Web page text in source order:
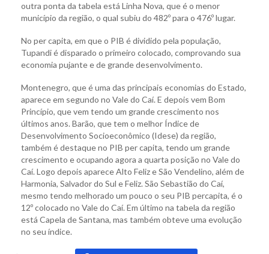
outra ponta da tabela está Linha Nova, que é o menor
município da região, o qual subiu do 482º para o 476º lugar.
No per capita, em que o PIB é dividido pela população,
Tupandi é disparado o primeiro colocado, comprovando sua
economia pujante e de grande desenvolvimento.
Montenegro, que é uma das principais economias do Estado,
aparece em segundo no Vale do Caí. E depois vem Bom
Princípio, que vem tendo um grande crescimento nos
últimos anos. Barão, que tem o melhor Índice de
Desenvolvimento Socioeconômico (Idese) da região,
também é destaque no PIB per capita, tendo um grande
crescimento e ocupando agora a quarta posição no Vale do
Caí. Logo depois aparece Alto Feliz e São Vendelino, além de
Harmonia, Salvador do Sul e Feliz. São Sebastião do Caí,
mesmo tendo melhorado um pouco o seu PIB percapita, é o
12º colocado no Vale do Caí. Em último na tabela da região
está Capela de Santana, mas também obteve uma evolução
no seu índice.